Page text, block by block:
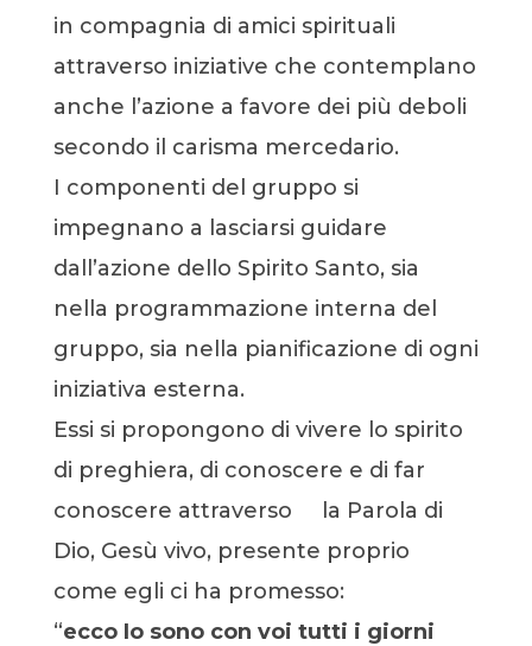
in compagnia di amici spirituali
attraverso iniziative che contemplano
anche l’azione a favore dei più deboli
secondo il carisma mercedario.
I componenti del gruppo si
impegnano a lasciarsi guidare
dall’azione dello Spirito Santo, sia
nella programmazione interna del
gruppo, sia nella pianificazione di ogni
iniziativa esterna.
Essi si propongono di vivere lo spirito
di preghiera, di conoscere e di far
conoscere attraverso la Parola di
Dio, Gesù vivo, presente proprio
come egli ci ha promesso:
“ecco Io sono con voi tutti i giorni